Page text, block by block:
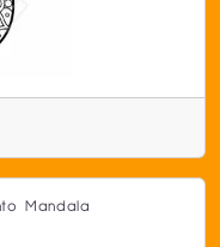
Mandala